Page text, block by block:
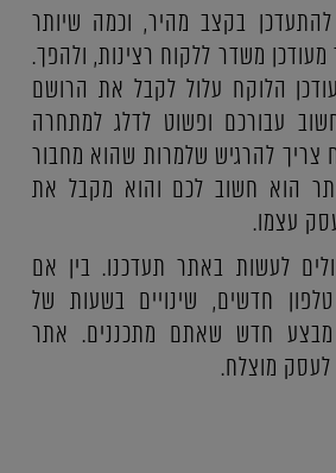
בקצב מהיר, וכמה שיותר
משדר ללקוח רצינות, ולהפך.
הלוקח עלול לקבל את הרושם
עבורכם ופשוט לדלג למתחרה
צריך להרגיש שלמרות שהוא מחבור
הוא חשוב לכם והוא מקבל את
עצמו.
לעשות באתר תעדכנו. בין אם
חדשים, שינויים בשעות של
חדש שאתם מתכננים. אתר
מוצלח.